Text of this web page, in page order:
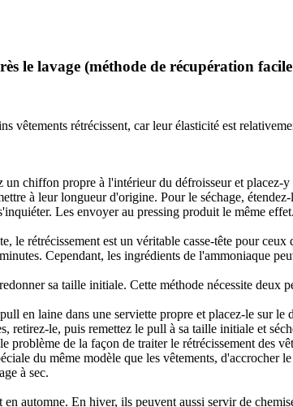
le lavage (méthode de récupération
rétrécissent, car leur élasticité est
chiffon propre à l'intérieur du défroisseur et
à leur longueur d'origine. Pour le séchage,
Les envoyer au pressing produit le même effet.
le rétrécissement est un véritable casse-tête pour
Cependant, les ingrédients de l'ammoniaque
sa taille initiale. Cette méthode nécessite deux
en laine dans une serviette propre et placez-le sur le
retirez-le, puis remettez le pull à sa taille initiale et
de la façon de traiter le rétrécissement des
du même modèle que les vêtements, d'accrocher
à sec.
automne. En hiver, ils peuvent aussi servir de